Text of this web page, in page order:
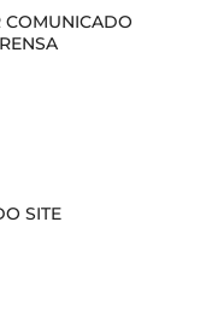
COMUNICADO
SITE